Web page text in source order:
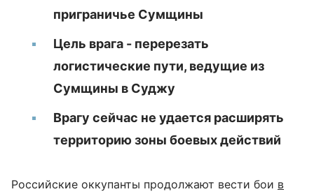
приграничье Сумщины
Цель врага - перерезать
логистические пути, ведущие из
Сумщины в Суджу
Врагу сейчас не удается расширять
территорию зоны боевых действий
Российские оккупанты продолжают вести бои в